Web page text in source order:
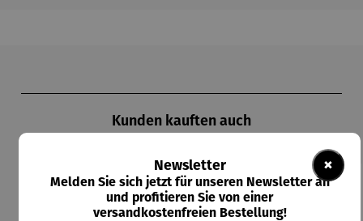
Kunden kauften auch
×
Newsletter
Melden Sie sich jetzt für unseren Newsletter an
und profitieren Sie von einer
versandkostenfreien Bestellung!